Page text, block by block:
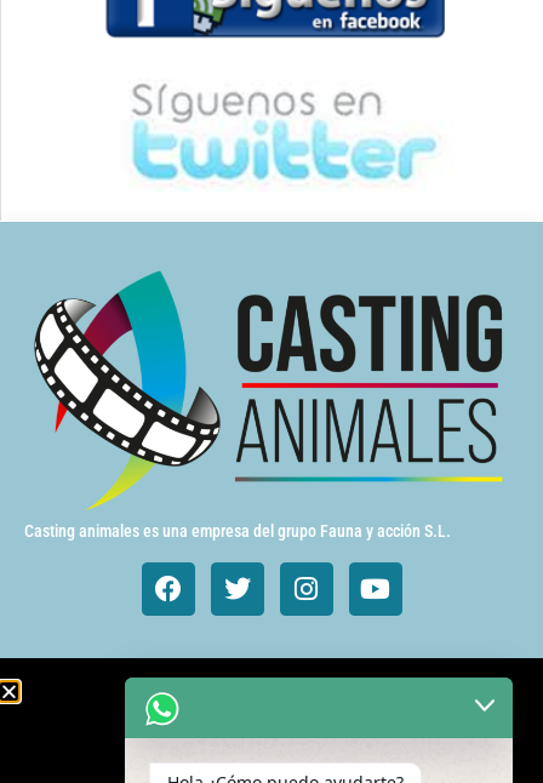
Casting animales es una empresa del grupo Fauna y acción S.L.
Animales de cine y TV